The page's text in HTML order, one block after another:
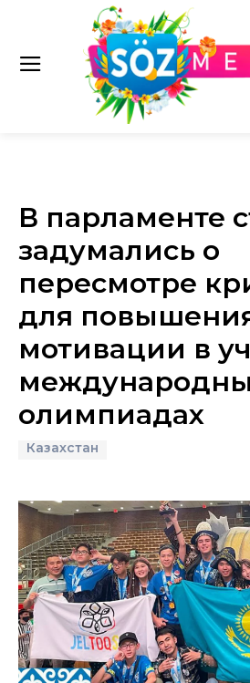
В парламенте
задумались о
пересмотре
для
мотивации в
олимпиадах
Казахстан